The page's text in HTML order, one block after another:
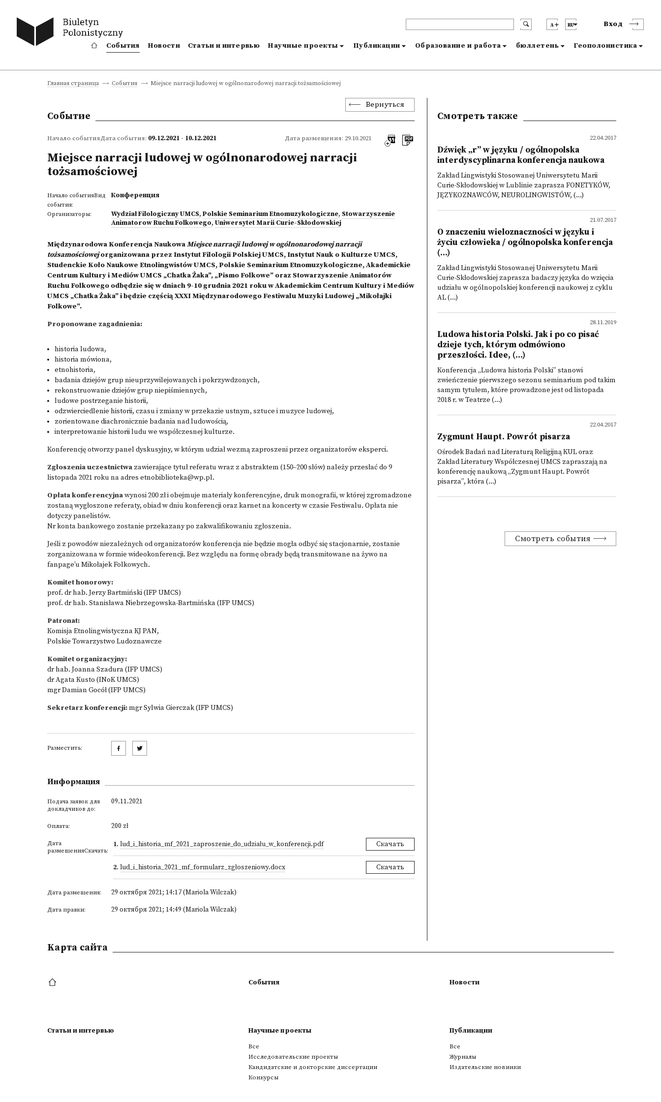
A RU Вход
События Новости Статьи и интервью Научные проекты Публикации Образование и работа бюллетень Геополонистика
Главная страница События Miejsce narracji ludowej w ogólnonarodowej narracji tożsamościowej
Вернуться
Событие
Начало событияДата события: 09.12.2021 - 10.12.2021 Дата размещения: 29.10.2021
Miejsce narracji ludowej w ogólnonarodowej narracji
tożsamościowej
Начало событияВид
события:
Конференция
Организаторы: Wydział Filologiczny UMCS, Polskie Seminarium Etnomuzykologiczne, Stowarzyszenie
Animatorow Ruchu Folkowego, Uniwersytet Marii Curie-Skłodowskiej
Międzynarodowa Konferencja NaukowaMiejsce narracji ludowej w ogólnonarodowej narracji
tożsamościowejorganizowana przez Instytut Filologii Polskiej UMCS, Instytut Nauk o Kulturze UMCS,
Studenckie Koło Naukowe Etnolingwistów UMCS, Polskie Seminarium Etnomuzykologiczne, Akademickie
Centrum Kultury i Mediów UMCS „Chatka Żaka”, „Pismo Folkowe” oraz Stowarzyszenie Animatorów
Ruchu Folkowego odbędzie się w dniach 9-10 grudnia 2021 roku w Akademickim Centrum Kultury i Mediów
UMCS „Chatka Żaka” i będzie częścią XXXI Międzynarodowego Festiwalu Muzyki Ludowej „Mikołajki
Folkowe”.
Proponowane zagadnienia:
historia ludowa,
historia mówiona,
etnohistoria,
badania dziejów grup nieuprzywilejowanych i pokrzywdzonych,
rekonstruowanie dziejów grup niepiśmiennych,
ludowe postrzeganie historii,
odzwierciedlenie historii, czasu i zmiany w przekazie ustnym, sztuce i muzyce ludowej,
zorientowane diachronicznie badania nad ludowością,
interpretowanie historii ludu we współczesnej kulturze.
Konferencję otworzy panel dyskusyjny, w którym udział wezmą zaproszeni przez organizatorów eksperci.
Zgłoszenia uczestnictwa zawierające tytuł referatu wraz z abstraktem (150–200 słów) należy przesłać do 9
listopada 2021 roku na adres etnobiblioteka@wp.pl.
Opłata konferencyjnawynosi 200 zł i obejmuje materiały konferencyjne, druk monografii, w której zgromadzone
zostaną wygłoszone referaty, obiad w dniu konferencji oraz karnet na koncerty w czasie Festiwalu. Opłata nie
dotyczy panelistów.
Nr konta bankowego zostanie przekazany po zakwalifikowaniu zgłoszenia.
Jeśli z powodów niezależnych od organizatorów konferencja nie będzie mogła odbyć się stacjonarnie, zostanie
zorganizowana w formie wideokonferencji. Bez względu na formę obrady będą transmitowane na żywo na
fanpage’u Mikołajek Folkowych.
Komitet honorowy:
prof. dr hab. Jerzy Bartmiński (IFP UMCS)
prof. dr hab. Stanisława Niebrzegowska-Bartmińska (IFP UMCS)
Patronat:
Komisja Etnolingwistyczna KJ PAN,
Polskie Towarzystwo Ludoznawcze
Komitet organizacyjny:
dr hab. Joanna Szadura (IFP UMCS)
dr Agata Kusto (INoK UMCS)
mgr Damian Gocół (IFP UMCS)
Sekretarz konferencji:mgr Sylwia Gierczak (IFP UMCS)
Разместить:
Информация
Подача заявок для
докладчиков до:
09.11.2021
Оплата: 200 zł
Дата
размещенияСкачать:
1. lud_i_historia_mf_2021_zaproszenie_do_udziału_w_konferencji.pdf Скачать
2. lud_i_historia_2021_mf_formularz_zgłoszeniowy.docx Скачать
Дата размещения: 29 октября 2021; 14:17 (Mariola Wilczak)
Дата правки: 29 октября 2021; 14:49 (Mariola Wilczak)
Смотреть также
22.04.2017
Dźwięk „r” w języku / ogólnopolska
interdyscyplinarna konferencja naukowa
Zakład Lingwistyki Stosowanej Uniwersytetu Marii
Curie-Skłodowskiej w Lublinie zaprasza FONETYKÓW,
JĘZYKOZNAWCÓW, NEUROLINGWISTÓW, (...)
21.07.2017
O znaczeniu wieloznaczności w języku i
życiu człowieka / ogólnopolska konferencja
(...)
Zakład Lingwistyki Stosowanej Uniwersytetu Marii
Curie-Skłodowskiej zaprasza badaczy języka do wzięcia
udziału w ogólnopolskiej konferencji naukowej z cyklu
AL (...)
28.11.2019
Ludowa historia Polski. Jak i po co pisać
dzieje tych, którym odmówiono
przeszłości. Idee, (...)
Konferencja „Ludowa historia Polski” stanowi
zwieńczenie pierwszego sezonu seminarium pod takim
samym tytułem, które prowadzone jest od listopada
2018 r. w Teatrze (...)
22.04.2017
Zygmunt Haupt. Powrót pisarza
Ośrodek Badań nad Literaturą Religijną KUL oraz
Zakład Literatury Współczesnej UMCS zapraszają na
konferencję naukową „Zygmunt Haupt. Powrót
pisarza”, która (...)
Смотреть события
Kарта сайта
События Новости
Статьи и интервью Научные проекты
Все
Исследовательские проекты
Кандидатские и докторские диссертации
Конкурсы
Публикации
Все
Журналы
Издательские новинки